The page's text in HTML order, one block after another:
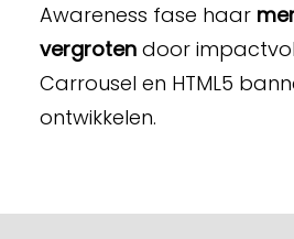
Awareness fase haar
vergroten door
Carrousel en HTML5
ontwikkelen.